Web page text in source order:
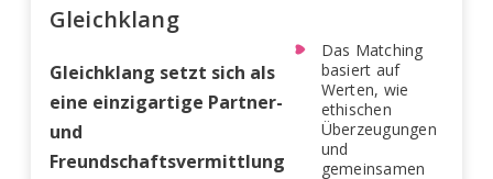
Gleichklang
Gleichklang setzt sich als
eine einzigartige Partner-
und
Freundschaftsvermittlung
Das Matching
basiert auf
Werten, wie
ethischen
Überzeugungen
und
gemeinsamen